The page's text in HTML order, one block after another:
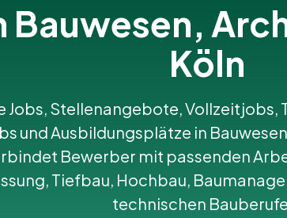
Bauwesen,
Köln
Jobs, Stellenangebote, Vollzeitjobs,
und Ausbildungsplätze in
Bewerber mit passenden
Tiefbau, Hochbau,
technischen